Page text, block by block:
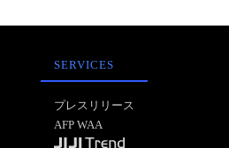
SERVICES
プレスリリース
AFP WAA